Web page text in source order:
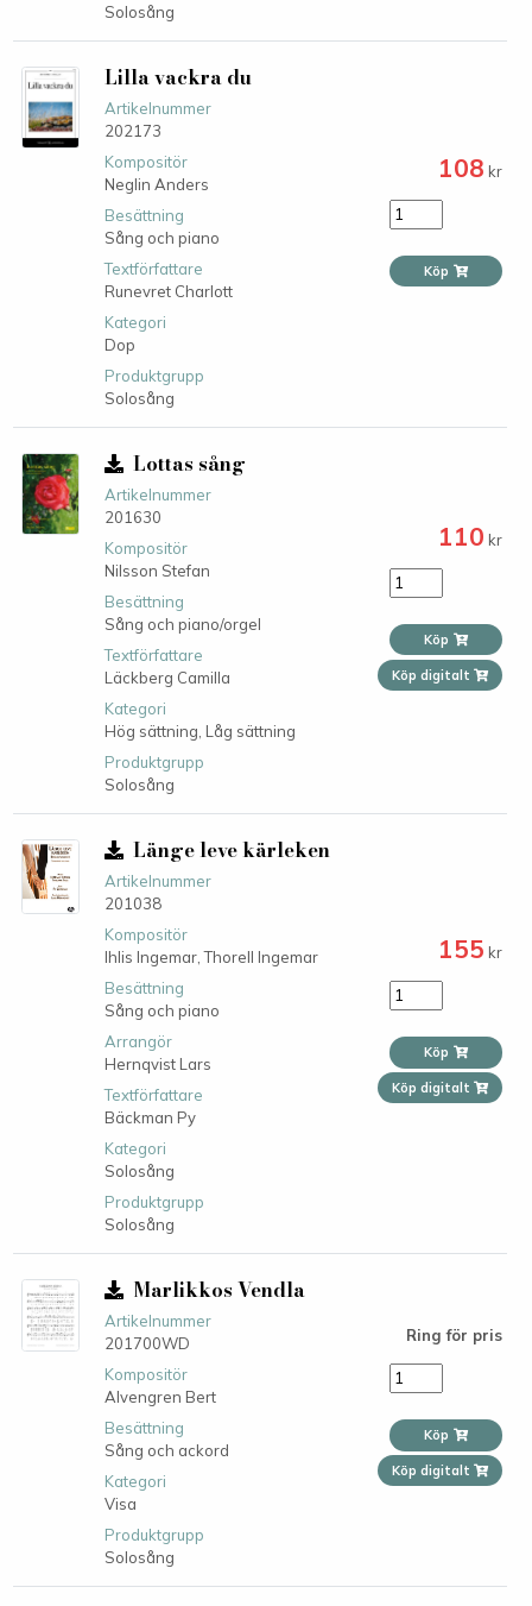
Solosång
Lilla vackra du
Artikelnummer
202173
Kompositör
Neglin Anders
Besättning
Sång och piano
Textförfattare
Runevret Charlott
Kategori
Dop
Produktgrupp
Solosång
108 kr
Köp
Lottas sång
Artikelnummer
201630
Kompositör
Nilsson Stefan
Besättning
Sång och piano/orgel
Textförfattare
Läckberg Camilla
Kategori
Hög sättning, Låg sättning
Produktgrupp
Solosång
110 kr
Köp
Köp digitalt
Länge leve kärleken
Artikelnummer
201038
Kompositör
Ihlis Ingemar, Thorell Ingemar
Besättning
Sång och piano
Arrangör
Hernqvist Lars
Textförfattare
Bäckman Py
Kategori
Solosång
Produktgrupp
Solosång
155 kr
Köp
Köp digitalt
Marlikkos Vendla
Artikelnummer
201700WD
Kompositör
Alvengren Bert
Besättning
Sång och ackord
Kategori
Visa
Produktgrupp
Solosång
Ring för pris
Köp
Köp digitalt